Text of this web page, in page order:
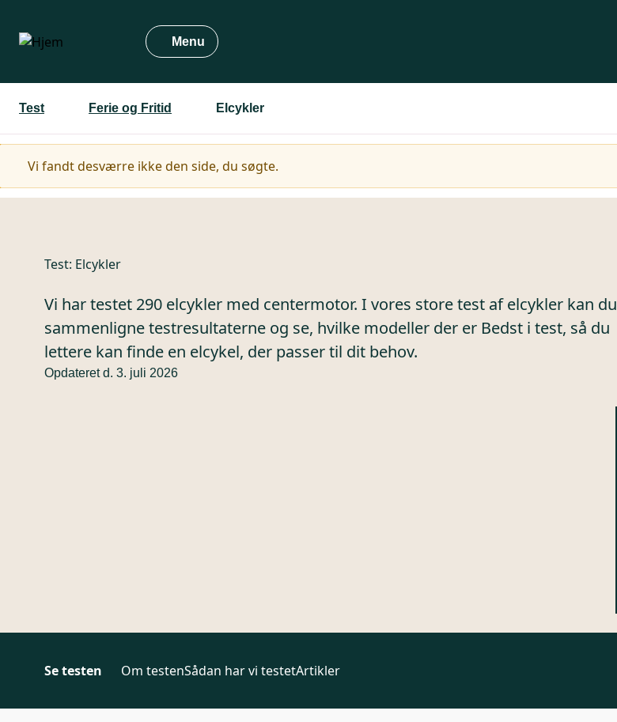
hovedindhold
Menu
Test Ferie og Fritid Elcykler
Advarselsmeddelelse
Vi fandt desværre ikke den side, du søgte.
Test: Elcykler
Vi har testet 290 elcykler med centermotor. I vores store test af elcykler kan du
sammenligne testresultaterne og se, hvilke modeller der er Bedst i test, så du
lettere kan finde en elcykel, der passer til dit behov.
Opdateret d. 3. juli 2026
Se testen Om testenSådan har vi testetArtikler